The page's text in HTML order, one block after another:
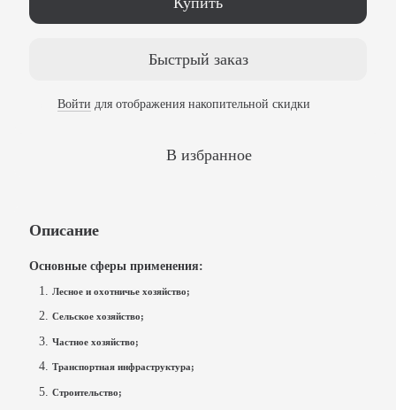
Быстрый заказ
Войти для отображения накопительной скидки
В избранное
Описание
Основные сферы применения:
Лесное и охотничье хозяйство;
Сельское хозяйство;
Частное хозяйство;
Транспортная инфраструктура;
Строительство;